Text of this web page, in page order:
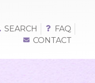
SEARCH
FAQ
CONTACT